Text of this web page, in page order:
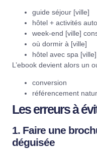
guide séjour [ville]
hôtel + activités
week-end [ville]
où dormir à [ville]
hôtel avec spa [ville]
L’ebook devient alors un
conversion
référencement
Les erreurs à
1. Faire une
déguisée